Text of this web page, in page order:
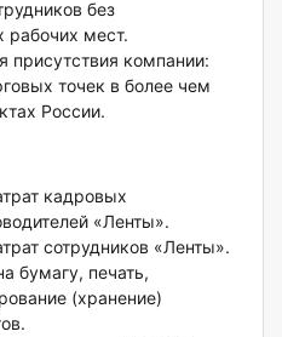
без
рабочих мест.
присутствия компании:
точек в более чем
России.
кадровых
«Ленты».
сотрудников «Ленты».
бумагу, печать,
(хранение)